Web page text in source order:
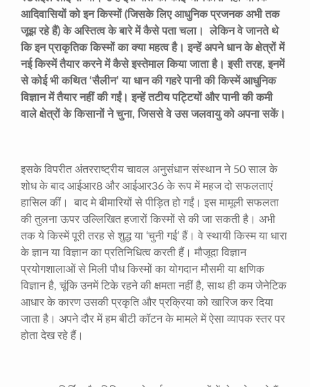
आदिवासियों को इन किस्मों (जिसके लिए आधुनिक प्रजनक अभी तक
जूझ रहे हैं) के अस्तित्व के बारे में कैसे पता चला। लेकिन वे जानते थे
कि इन प्राकृतिक किस्मों का क्या महत्व है। इन्हें अपने धान के क्षेत्रों में
नई किस्में तैयार करने में कैसे इस्तेमाल किया जाता है। इसी तरह, इनमें
से कोई भी कथित ‘सैलीन’ या धान की गहरे पानी की किस्में आधुनिक
विज्ञान में तैयार नहीं की गईं। इन्हें तटीय पट्टियों और पानी की कमी
वाले क्षेत्रों के किसानों ने चुना, जिससे वे उस जलवायु को अपना सकें।
इसके विपरीत अंतरराष्ट्रीय चावल अनुसंधान संस्थान ने 50 साल के
शोध के बाद आईआर8 और आईआर36 के रूप में महज दो सफलताएं
हासिल कीं। बाद मे बीमारियों से पीड़ित हो गईं। इस मामूली सफलता
की तुलना ऊपर उल्लिखित हजारों किस्मों से की जा सकती है। अभी
तक ये किस्में पूरी तरह से शुद्ध या ‘चुनी गई’ हैं। वे स्थायी किस्म या धारा
के ज्ञान या विज्ञान का प्रतिनिधित्व करती हैं। मौजूदा विज्ञान
प्रयोगशालाओं से मिली पौध किस्मों का योगदान मौसमी या क्षणिक
विज्ञान है, चूंकि उनमें टिके रहने की क्षमता नहीं है, साथ ही कम जेनेटिक
आधार के कारण उसकी प्रकृति और प्रक्रिया को खारिज कर दिया
जाता है। अपने दौर में हम बीटी कॉटन के मामले में ऐसा व्यापक स्तर पर
होता देख रहे हैं।